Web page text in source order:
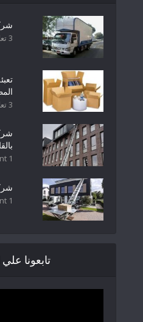
3 تعليقات
3 تعليقات
1 Comment
1 Comment
تابعونا